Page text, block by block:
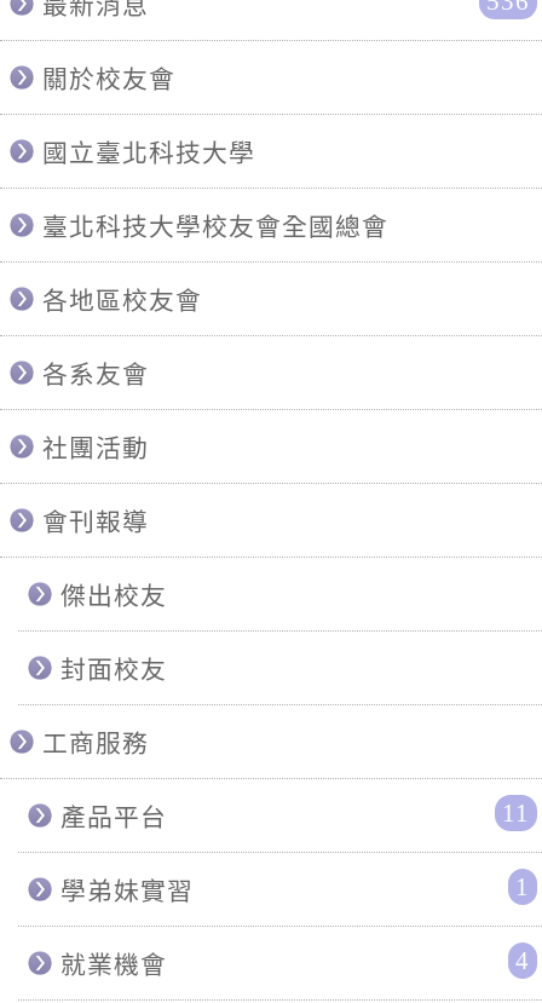
最新消息
關於校友會
國立臺北科技大學
臺北科技大學校友會全國總會
各地區校友會
各系友會
社團活動
會刊報導
傑出校友
封面校友
工商服務
11
產品平台
1
學弟妹實習
4
就業機會